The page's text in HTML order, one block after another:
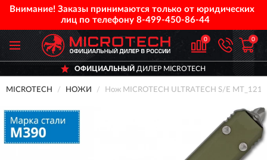
Внимание! Заказы принимаются только от юридических
лиц по телефону 8-499-450-86-44
0 0
ОФИЦИАЛЬНЫЙДИЛЕР MICROTECH
MICROTECH НОЖИ Нож MICROTECH ULTRATECH S/E